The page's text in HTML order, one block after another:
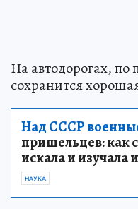
На автодорогах, по
сохранится
Над СССР
пришельцев: как
искала и изучала
НАУКА